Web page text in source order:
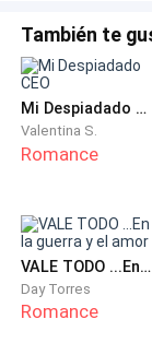
—¡Claro!
presenta un
mirada
La mirada
quien parecía
—¿Pretendes
provocándole
su frente con
También te
Mi Despiadado CEO
Valentina S.
Romance
VALE TODO ...En la guerra y el amor
Day Torres
Romance